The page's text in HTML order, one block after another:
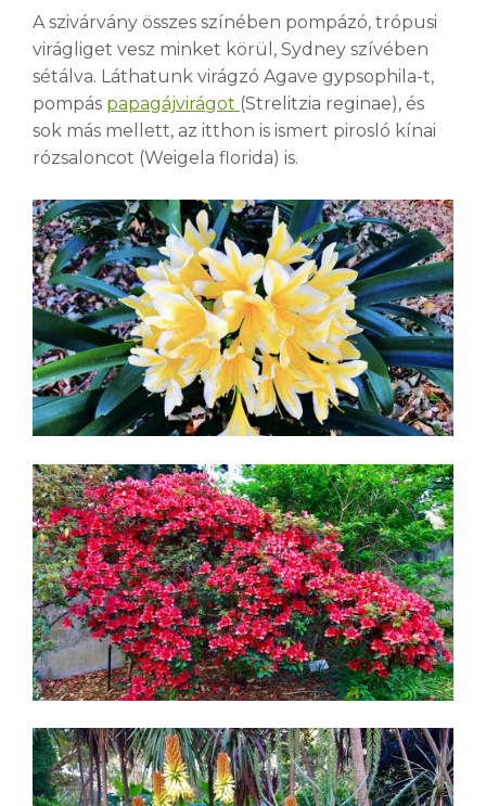
A szivárvány összes színében pompázó, trópusi
virágliget vesz minket körül, Sydney szívében
sétálva. Láthatunk virágzó Agave gypsophila-t,
pompás papagájvirágot (Strelitzia reginae), és
sok más mellett, az itthon is ismert pirosló kínai
rózsaloncot (Weigela florida) is.